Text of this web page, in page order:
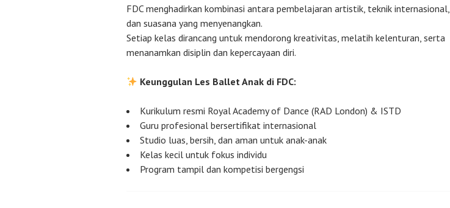
FDC menghadirkan kombinasi antara pembelajaran artistik, teknik internasional,
dan suasana yang menyenangkan.
Setiap kelas dirancang untuk mendorong kreativitas, melatih kelenturan, serta
menanamkan disiplin dan kepercayaan diri.
Keunggulan Les Ballet Anak di FDC:
Kurikulum resmi Royal Academy of Dance (RAD London) & ISTD
Guru profesional bersertifikat internasional
Studio luas, bersih, dan aman untuk anak-anak
Kelas kecil untuk fokus individu
Program tampil dan kompetisi bergengsi